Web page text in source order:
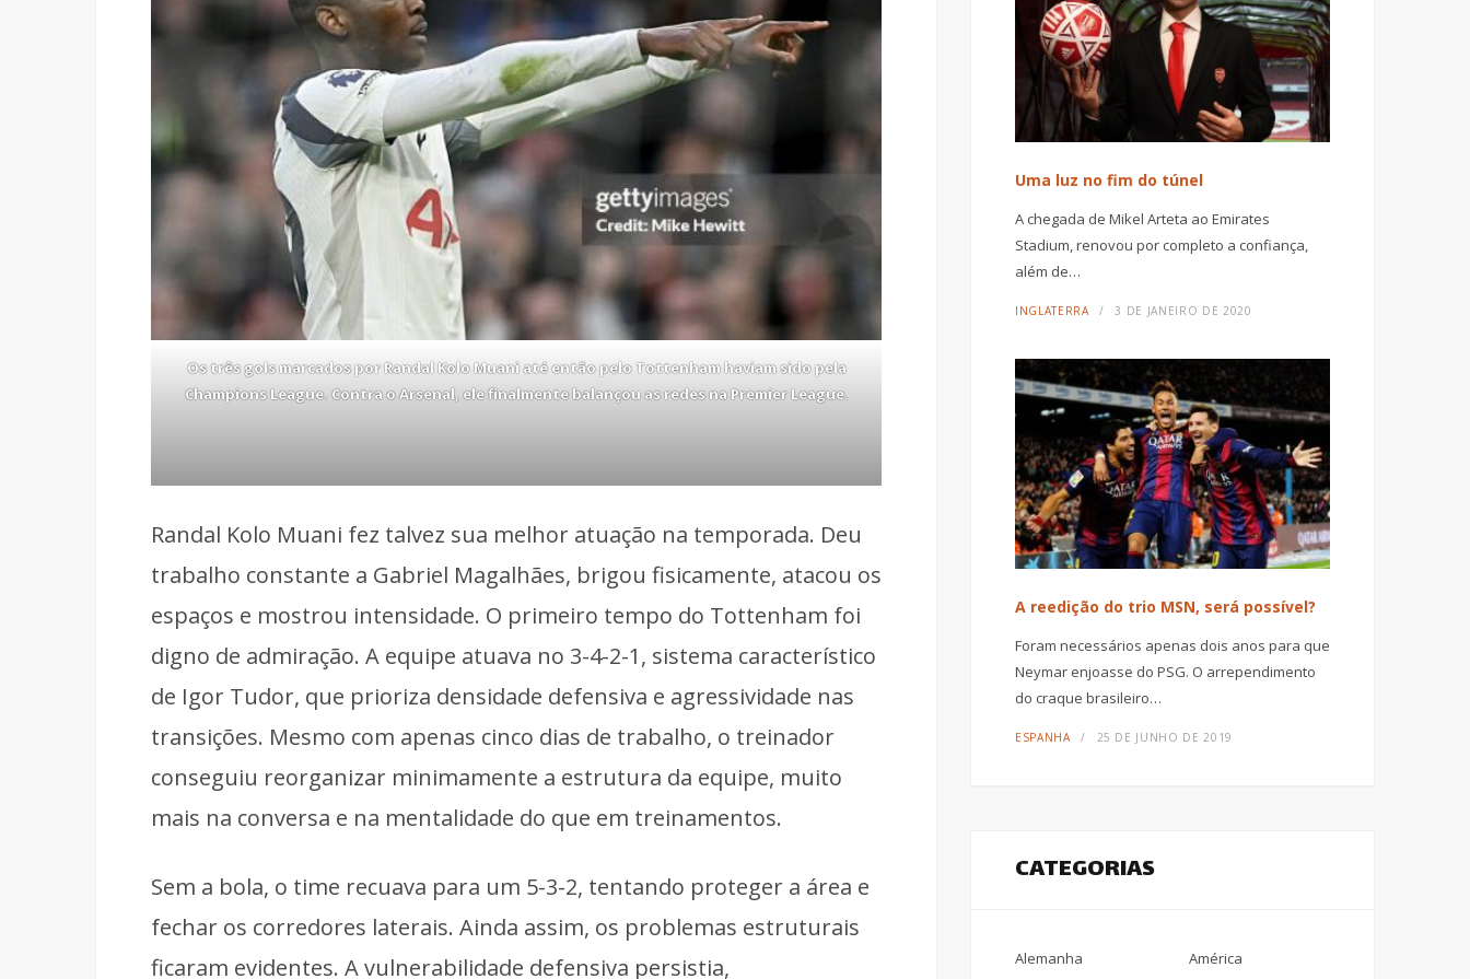
Os três gols marcados por Randal Kolo Muani até então pelo Tottenham haviam sido pela
Champions League. Contra o Arsenal, ele finalmente balançou as redes na Premier League.
Randal Kolo Muani fez talvez sua melhor atuação na temporada. Deu
trabalho constante a Gabriel Magalhães, brigou fisicamente, atacou os
espaços e mostrou intensidade. O primeiro tempo do Tottenham foi
digno de admiração. A equipe atuava no 3-4-2-1, sistema característico
de Igor Tudor, que prioriza densidade defensiva e agressividade nas
transições. Mesmo com apenas cinco dias de trabalho, o treinador
conseguiu reorganizar minimamente a estrutura da equipe, muito
mais na conversa e na mentalidade do que em treinamentos.
Sem a bola, o time recuava para um 5-3-2, tentando proteger a área e
fechar os corredores laterais. Ainda assim, os problemas estruturais
ficaram evidentes. A vulnerabilidade defensiva persistia,
Uma luz no fim do túnel
A chegada de Mikel Arteta ao Emirates
Stadium, renovou por completo a confiança,
além de…
INGLATERRA 3 DE JANEIRO DE 2020
A reedição do trio MSN, será possível?
Foram necessários apenas dois anos para que
Neymar enjoasse do PSG. O arrependimento
do craque brasileiro…
ESPANHA 25 DE JUNHO DE 2019
CATEGORIAS
Alemanha América